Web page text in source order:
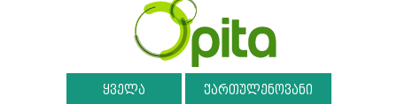
ყველა ქართულენოვანი